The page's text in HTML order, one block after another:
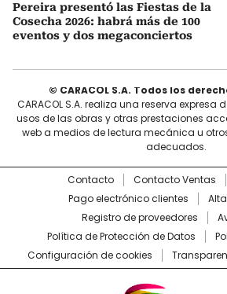
Pereira presentó las Fiestas de la
Cosecha 2026: habrá más de 100
eventos y dos megaconciertos
© CARACOL S.A. Todos los
CARACOL S.A. realiza una reserva expresa
usos de las obras y otras prestaciones
web a medios de lectura mecánica u
adecuados.
Contacto Contacto Ventas
Pago electrónico clientes
Registro de proveedores
Política de Protección de Datos
Configuración de cookies